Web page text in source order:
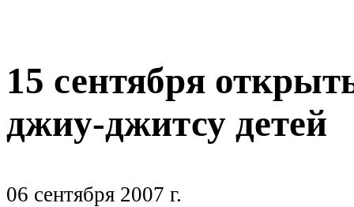
15 сентября
джиу-джитсу детей
06 сентября 2007 г.